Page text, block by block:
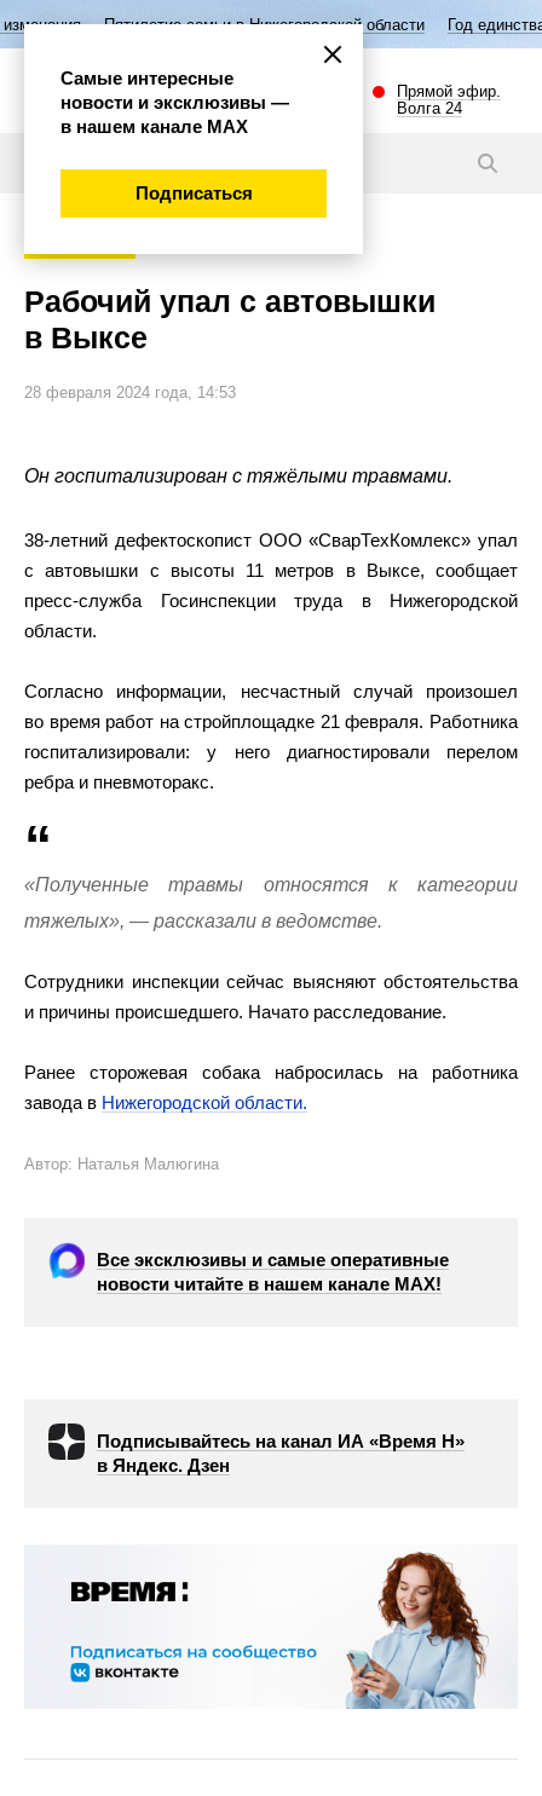
Пятилетие семьи в Нижегородской области Год единства народов
Прямой эфир.
Волга 24
Рабочий упал с автовышки
в Выксе
28 февраля 2024 года, 14:53
Он госпитализирован с тяжёлыми травмами.
38-летний дефектоскопист ООО «СварТехКомлекс» упал
с автовышки с высоты 11 метров в Выксе, сообщает
пресс-служба Госинспекции труда в Нижегородской
области.
Согласно информации, несчастный случай произошел
во время работ на стройплощадке 21 февраля. Работника
госпитализировали: у него диагностировали перелом
ребра и пневмоторакс.
«Полученные травмы относятся к категории
тяжелых», — рассказали в ведомстве.
Сотрудники инспекции сейчас выясняют обстоятельства
и причины происшедшего. Начато расследование.
Ранее сторожевая собака набросилась на работника
завода в Нижегородской области.
Автор: Наталья Малюгина
Все эксклюзивы и самые оперативные
новости читайте в нашем канале МАХ!
Подписывайтесь на канал ИА «Время Н»
в Яндекс. Дзен
Самые интересные
новости и эксклюзивы —
в нашем канале МАХ
Подписаться